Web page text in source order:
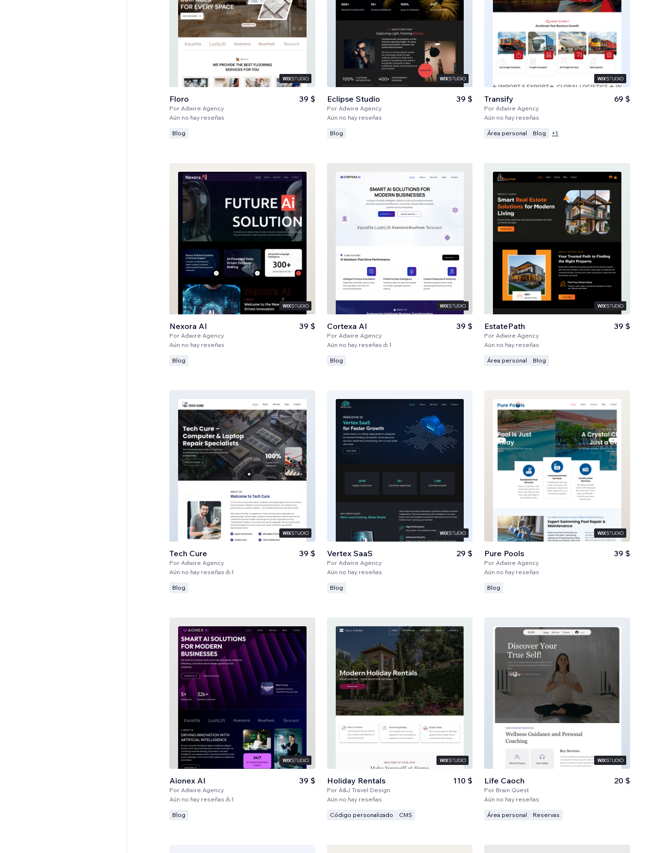
Floro
Por Adwire Agency
39 $
Aún no hay reseñas
Blog
Eclipse Studio
Por Adwire Agency
39 $
Aún no hay reseñas
Blog
Transify
Por Adwire Agency
69 $
Aún no hay reseñas
Área personal Blog +1
Nexora AI
Por Adwire Agency
39 $
Aún no hay reseñas
Blog
Cortexa AI
Por Adwire Agency
39 $
Aún no hay reseñas 1
Blog
EstatePath
Por Adwire Agency
39 $
Aún no hay reseñas
Área personal Blog
Tech Cure
Por Adwire Agency
39 $
Aún no hay reseñas 1
Blog
Vertex SaaS
Por Adwire Agency
29 $
Aún no hay reseñas
Blog
Pure Pools
Por Adwire Agency
39 $
Aún no hay reseñas
Blog
Aionex AI
Por Adwire Agency
39 $
Aún no hay reseñas 1
Blog
Holiday Rentals
Por A&J Travel Design
110 $
Aún no hay reseñas
Código personalizado CMS
Life Caoch
Por Brain Quest
20 $
Aún no hay reseñas
Área personal Reservas